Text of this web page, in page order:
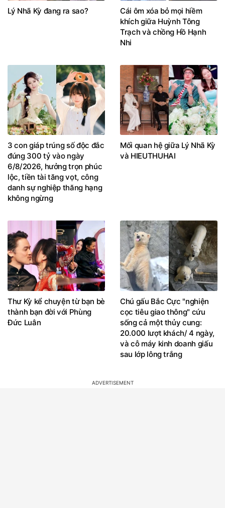
Lý Nhã Kỳ đang ra sao?
Cái ôm xóa bỏ mọi hiềm
khích giữa Huỳnh Tông
Trạch và chồng Hồ Hạnh
Nhi
3 con giáp trúng số độc đắc
đúng 300 tỷ vào ngày
6/8/2026, hưởng trọn phúc
lộc, tiền tài tăng vọt, công
danh sự nghiệp thăng hạng
không ngừng
Mối quan hệ giữa Lý Nhã Kỳ
và HIEUTHUHAI
Thư Kỳ kể chuyện từ bạn bè
thành bạn đời với Phùng
Đức Luân
Chú gấu Bắc Cực "nghiện
cọc tiêu giao thông" cứu
sống cả một thủy cung:
20.000 lượt khách/ 4 ngày,
và cỗ máy kinh doanh giấu
sau lớp lông trắng